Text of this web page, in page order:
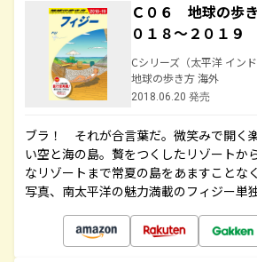
Ｃ０６ 地球の歩
０１８～２０１９
Cシリーズ（太平洋 イン
地球の歩き方 海外
2018.06.20 発売
ブラ！ それが合言葉だ。微笑みで開く
い空と海の島。贅をつくしたリゾートか
なリゾートまで常夏の島をあますことな
写真、南太平洋の魅力満載のフィジー単